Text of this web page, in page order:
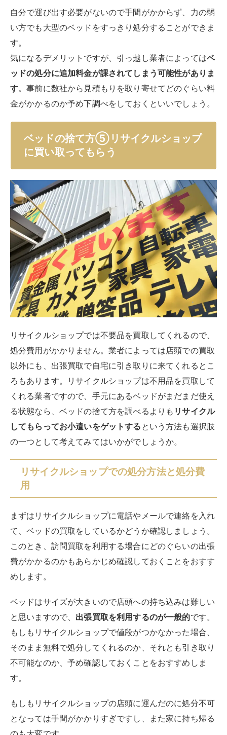
自分で運び出す必要がないので手間がかからず、力の弱
い方でも大型のベッドをすっきり処分することができま
す。
気になるデメリットですが、引っ越し業者によってはベ
ッドの処分に追加料金が課されてしまう可能性がありま
す。事前に数社から見積もりを取り寄せてどのぐらい料
金がかかるのか予め下調べをしておくといいでしょう。
ベッドの捨て方⑤リサイクルショップ
に買い取ってもらう
リサイクルショップでは不要品を買取してくれるので、
処分費用がかかりません。業者によっては店頭での買取
以外にも、出張買取で自宅に引き取りに来てくれるとこ
ろもあります。リサイクルショップは不用品を買取して
くれる業者ですので、手元にあるベッドがまだまだ使え
る状態なら、ベッドの捨て方を調べるよりも リサイクル
してもらってお小遣いをゲットする という方法も選択肢
の一つとして考えてみてはいかがでしょうか。
リサイクルショップでの処分方法と処分費
用
まずはリサイクルショップに電話やメールで連絡を入れ
て、ベッドの買取をしているかどうか確認しましょう。
このとき、訪問買取を利用する場合にどのぐらいの出張
費がかかるのかもあらかじめ確認しておくことをおすす
めします。
ベッドはサイズが大きいので店頭への持ち込みは難しい
と思いますので、 出張買取を利用するのが一般的です。
もしもリサイクルショップで値段がつかなかった場合、
そのまま無料で処分してくれるのか、それとも引き取り
不可能なのか、予め確認しておくことをおすすめしま
す。
もしもリサイクルショップの店頭に運んだのに処分不可
となっては手間がかかりすぎですし、また家に持ち帰る